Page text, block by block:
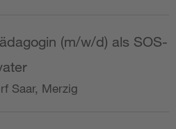
(m/w/d) als SOS-
Saar, Merzig